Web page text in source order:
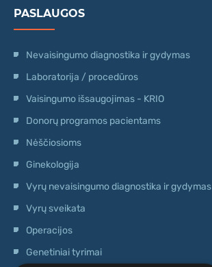
PASLAUGOS
Nevaisingumo diagnostika ir gydymas
Laboratorija / procedūros
Vaisingumo išsaugojimas - KRIO
Donorų programos pacientams
Nėščiosioms
Ginekologija
Vyrų nevaisingumo diagnostika ir gydymas
Vyrų sveikata
Operacijos
Genetiniai tyrimai